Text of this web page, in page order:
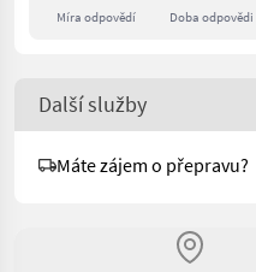
Míra odpovědí Doba odpovědi
Další služby
Máte zájem o přepravu?